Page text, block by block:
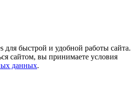
для быстрой и удобной работы сайта.
сайтом, вы принимаете условия
данных.